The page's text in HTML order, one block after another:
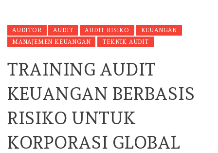
AUDITOR AUDIT AUDIT RISIKO
KEUANGAN
MANAJEMEN KEUANGAN
TEKNIK AUDIT
TRAINING AUDIT
KEUANGAN BERBASIS
RISIKO UNTUK
KORPORASI GLOBAL